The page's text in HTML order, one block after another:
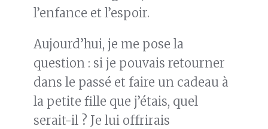
l’enfance et l’espoir.
Aujourd’hui, je me pose la
question : si je pouvais retourner
dans le passé et faire un cadeau à
la petite fille que j’étais, quel
serait-il ? Je lui offrirais